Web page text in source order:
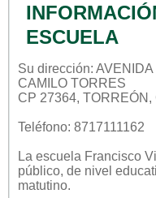
ESCUELA
Su dirección:
CAMILO TORRES
CP 27364,
Teléfono: 8717111162
La escuela Francisco
público, de nivel
matutino.